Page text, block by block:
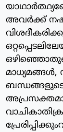
അവര്‍ക്ക്